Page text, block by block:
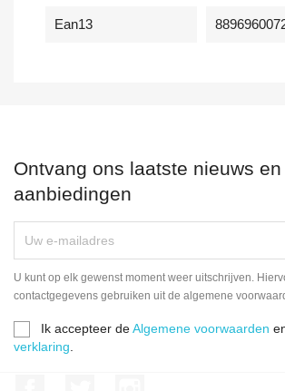
Ean13
Ontvang ons laatste nieuws en
aanbiedingen
U kunt op elk gewenst moment weer uitschrijven.
contactgegevens gebruiken uit de algemene
Ik accepteer deAlgemene voorwaarden
verklaring